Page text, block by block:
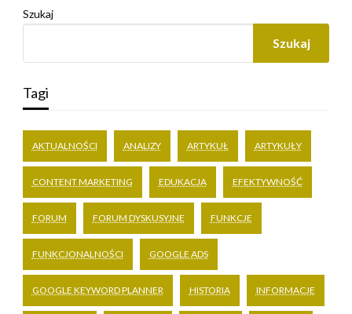
Szukaj
Szukaj
Tagi
AKTUALNOŚCI ANALIZY ARTYKUŁ ARTYKUŁY
CONTENT MARKETING EDUKACJA EFEKTYWNOŚĆ
FORUM FORUM DYSKUSYJNE FUNKCJE
FUNKCJONALNOŚCI GOOGLE ADS
GOOGLE KEYWORD PLANNER HISTORIA INFORMACJE